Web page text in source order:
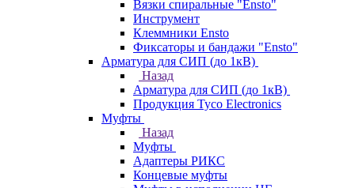
Вязки спиральные "Ensto"
Инструмент
Клеммники Ensto
Фиксаторы и бандажи "Ensto"
Арматура для СИП (до 1кВ)
Назад
Арматура для СИП (до 1кВ)
Продукция Tyco Electronics
Муфты
Назад
Муфты
Адаптеры РИКС
Концевые муфты